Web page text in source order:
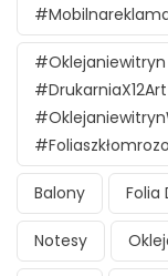
#DrukarniaX12Art
Balony Folia
Notesy